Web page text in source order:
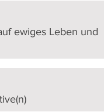
ewiges Leben und